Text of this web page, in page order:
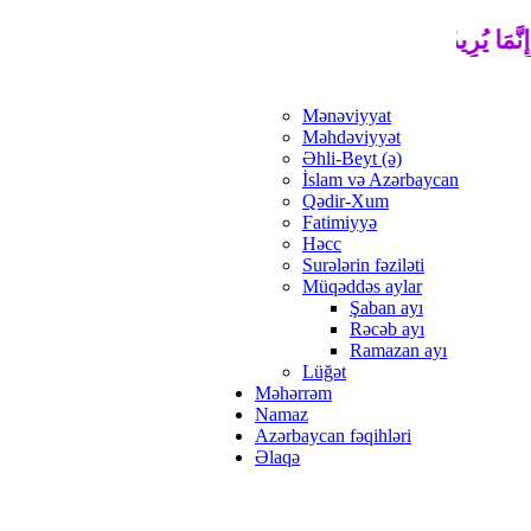
إِنَّمَا يُرِيدُ اللَّهُ لِيُذْهِبَ عَنْكُمُ الرِّجْسَ أَهْلَ الْبَيْتِ
Mənəviyyat
Məhdəviyyət
Əhli-Beyt (ə)
İslam və Azərbaycan
Qədir-Xum
Fatimiyyə
Həcc
Surələrin fəziləti
Müqəddəs aylar
Şaban ayı
Rəcəb ayı
Ramazan ayı
Lüğət
Məhərrəm
Namaz
Azərbaycan fəqihləri
Əlaqə